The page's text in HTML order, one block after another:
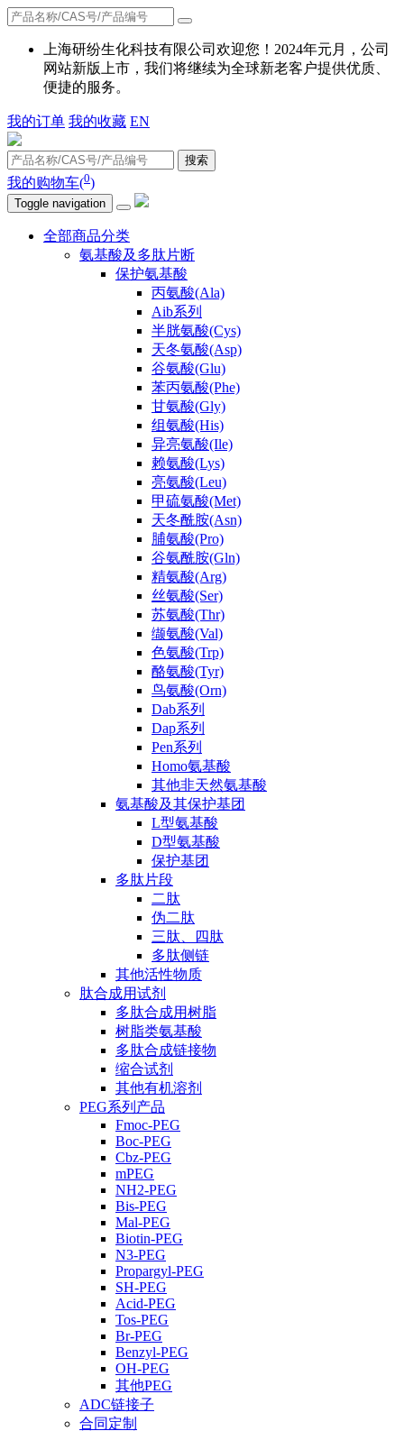
上海研纷生化科技有限公司欢迎您！2024年元月，公司
网站新版上市，我们将继续为全球新老客户提供优质、
便捷的服务。
我的订单 我的收藏 EN
搜索
我的购物车(0)
Toggle navigation
全部商品分类
氨基酸及多肽片断
保护氨基酸
丙氨酸(Ala)
Aib系列
半胱氨酸(Cys)
天冬氨酸(Asp)
谷氨酸(Glu)
苯丙氨酸(Phe)
甘氨酸(Gly)
组氨酸(His)
异亮氨酸(Ile)
赖氨酸(Lys)
亮氨酸(Leu)
甲硫氨酸(Met)
天冬酰胺(Asn)
脯氨酸(Pro)
谷氨酰胺(Gln)
精氨酸(Arg)
丝氨酸(Ser)
苏氨酸(Thr)
缬氨酸(Val)
色氨酸(Trp)
酪氨酸(Tyr)
鸟氨酸(Orn)
Dab系列
Dap系列
Pen系列
Homo氨基酸
其他非天然氨基酸
氨基酸及其保护基团
L型氨基酸
D型氨基酸
保护基团
多肽片段
二肽
伪二肽
三肽、四肽
多肽侧链
其他活性物质
肽合成用试剂
多肽合成用树脂
树脂类氨基酸
多肽合成链接物
缩合试剂
其他有机溶剂
PEG系列产品
Fmoc-PEG
Boc-PEG
Cbz-PEG
mPEG
NH2-PEG
Bis-PEG
Mal-PEG
Biotin-PEG
N3-PEG
Propargyl-PEG
SH-PEG
Acid-PEG
Tos-PEG
Br-PEG
Benzyl-PEG
OH-PEG
其他PEG
ADC链接子
合同定制